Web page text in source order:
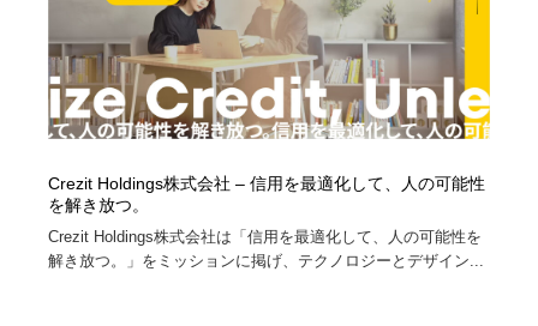
Crezit Holdings株式会社 – 信用を最適化して、人の可能性
を解き放つ。
Crezit Holdings株式会社は「信用を最適化して、人の可能性を
解き放つ。」をミッションに掲げ、テクノロジーとデザイン...